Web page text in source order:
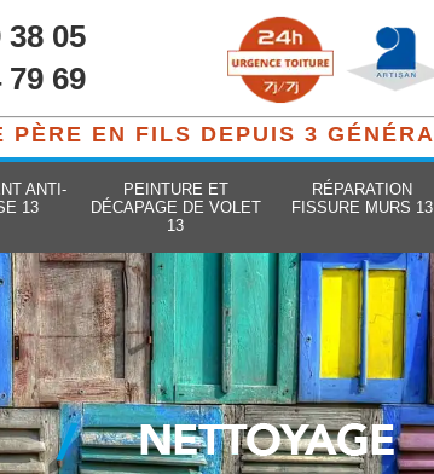
38 05
79 69
PÈRE EN FILS DEPUIS 3
ANTI-
13
PEINTURE ET
DÉCAPAGE DE VOLET
13
RÉPARATION
FISSURE MURS 13